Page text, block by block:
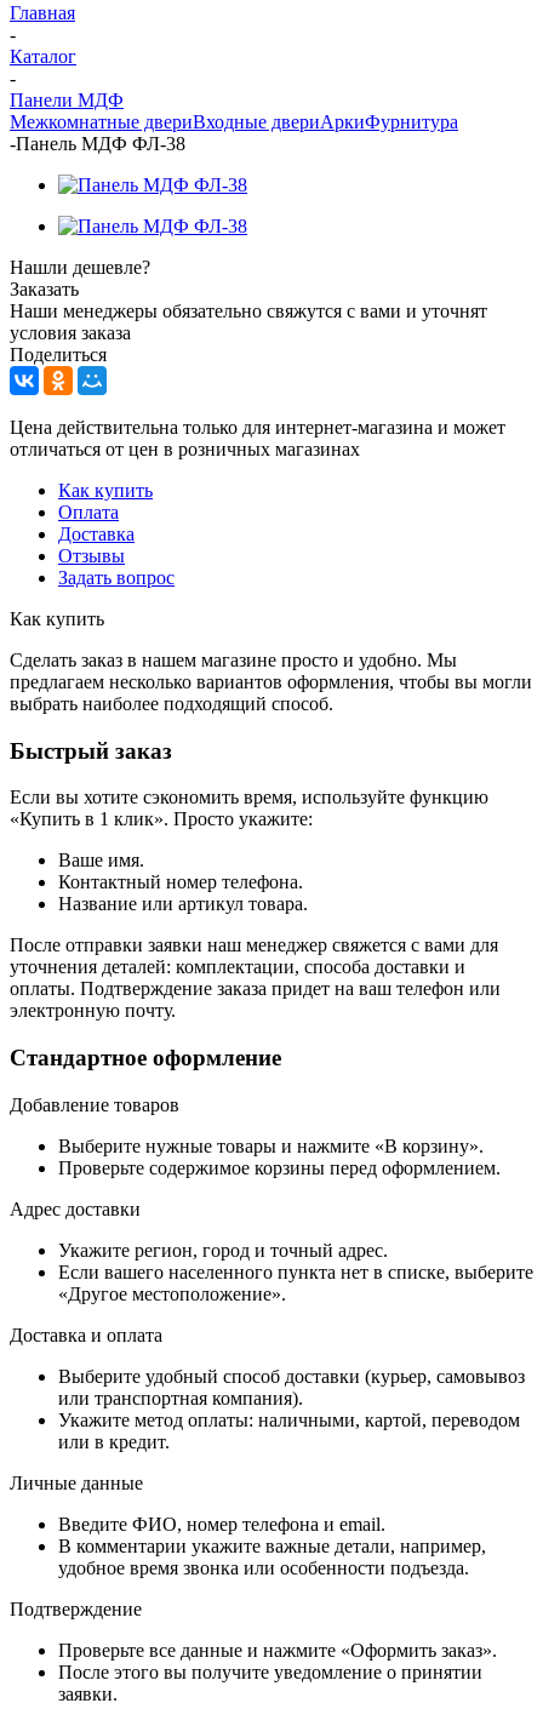
Главная
-
Каталог
-
Панели МДФ
Межкомнатные двериВходные двериАркиФурнитура
-Панель МДФ ФЛ-38
Нашли дешевле?
Заказать
Наши менеджеры обязательно свяжутся с вами и уточнят
условия заказа
Поделиться
Цена действительна только для интернет-магазина и может
отличаться от цен в розничных магазинах
Как купить
Оплата
Доставка
Отзывы
Задать вопрос
Как купить
Сделать заказ в нашем магазине просто и удобно. Мы
предлагаем несколько вариантов оформления, чтобы вы могли
выбрать наиболее подходящий способ.
Быстрый заказ
Если вы хотите сэкономить время, используйте функцию
«Купить в 1 клик». Просто укажите:
Ваше имя.
Контактный номер телефона.
Название или артикул товара.
После отправки заявки наш менеджер свяжется с вами для
уточнения деталей: комплектации, способа доставки и
оплаты. Подтверждение заказа придет на ваш телефон или
электронную почту.
Стандартное оформление
Добавление товаров
Выберите нужные товары и нажмите «В корзину».
Проверьте содержимое корзины перед оформлением.
Адрес доставки
Укажите регион, город и точный адрес.
Если вашего населенного пункта нет в списке, выберите
«Другое местоположение».
Доставка и оплата
Выберите удобный способ доставки (курьер, самовывоз
или транспортная компания).
Укажите метод оплаты: наличными, картой, переводом
или в кредит.
Личные данные
Введите ФИО, номер телефона и email.
В комментарии укажите важные детали, например,
удобное время звонка или особенности подъезда.
Подтверждение
Проверьте все данные и нажмите «Оформить заказ».
После этого вы получите уведомление о принятии
заявки.